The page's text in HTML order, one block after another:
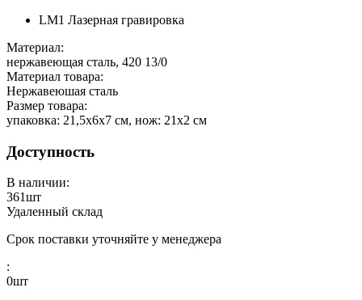
LM1 Лазерная гравировка
Материал:
нержавеющая сталь, 420 13/0
Материал товара:
Нержавеюшая сталь
Размер товара:
упаковка: 21,5х6х7 см, нож: 21х2 см
Доступность
В наличии:
361шт
Удаленный склад
Срок поставки уточняйте у менеджера
:
0шт